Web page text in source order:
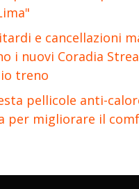
e cancellazioni
i nuovi Coradia
treno
pellicole anti-
per migliorare il